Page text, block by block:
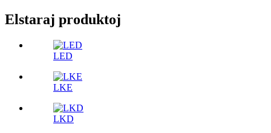
Elstaraj produktoj
LED
LKE
LKD